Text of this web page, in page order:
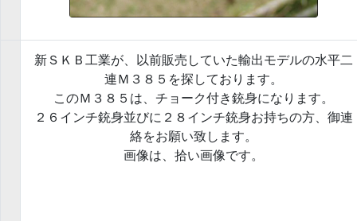
新ＳＫＢ工業が、以前販売していた輸出モデルの水平二
連Ｍ３８５を探しております。
このＭ３８５は、チョーク付き銃身になります。
２６インチ銃身並びに２８インチ銃身お持ちの方、御連
絡をお願い致します。
画像は、拾い画像です。